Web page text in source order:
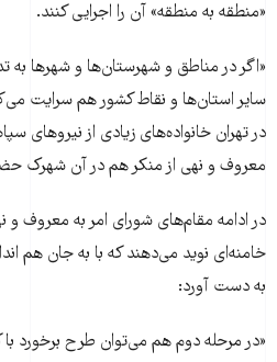
«منطقه به منطقه» آن را اجرایی کنند.
«اگر در مناطق و شهرستان‌ها و شهرها به
سایر استان‌ها و نقاط کشور هم سرایت
در تهران خانواده‌های زیادی از نیروهای
معروف و نهی از منکر هم در آن شهرک
در ادامه مقام‌های شورای امر به معروف و
خامنه‌ای نوید می‌دهند که با به جان هم
به دست آورد:
«در مرحله دوم هم می‌توان طرح برخورد